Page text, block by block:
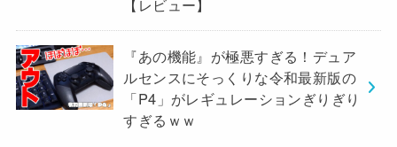
【レビュー】
『あの機能』が極悪すぎる！デュア
ルセンスにそっくりな令和最新版の
「P4」がレギュレーションぎりぎり
すぎるｗｗ